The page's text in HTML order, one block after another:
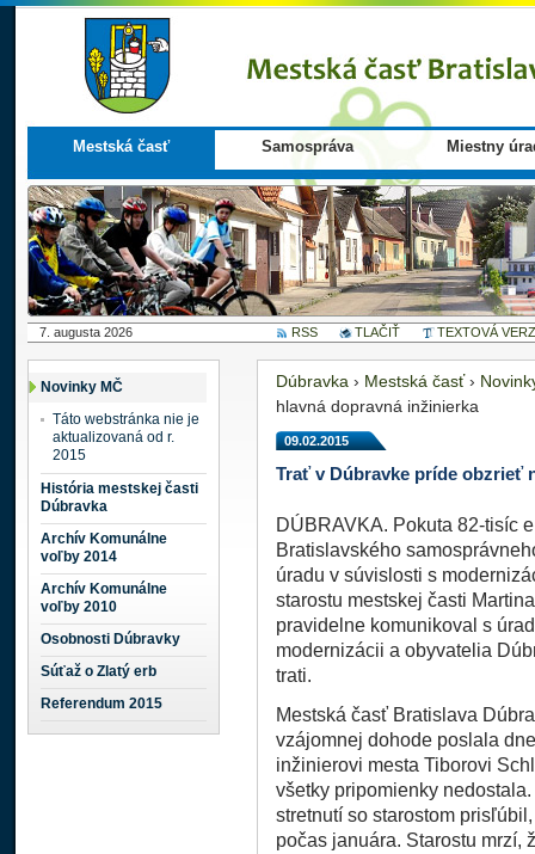
Mestská časť Samospráva Miestny
7. augusta 2026 RSS TLAČIŤ TEXTOVÁ
Novinky MČ
Táto webstránka nie je
aktualizovaná od r.
2015
História mestskej časti
Dúbravka
Archív Komunálne
voľby 2014
Archív Komunálne
voľby 2010
Osobnosti Dúbravky
Súťaž o Zlatý erb
Referendum 2015
Dúbravka › Mestská časť›
hlavná dopravná inžinierka
09.02.2015
Trať v Dúbravke príde obzrieť
DÚBRAVKA. Pokuta 82-tisíc
Bratislavského
úradu v súvislosti s
starostu mestskej časti
pravidelne komunikoval s
modernizácii a obyvatelia
trati.
Mestská časť Bratislava
vzájomnej dohode poslala
inžinierovi mesta Tiborovi
všetky pripomienky
stretnutí so starostom
počas januára. Starostu mrzí,